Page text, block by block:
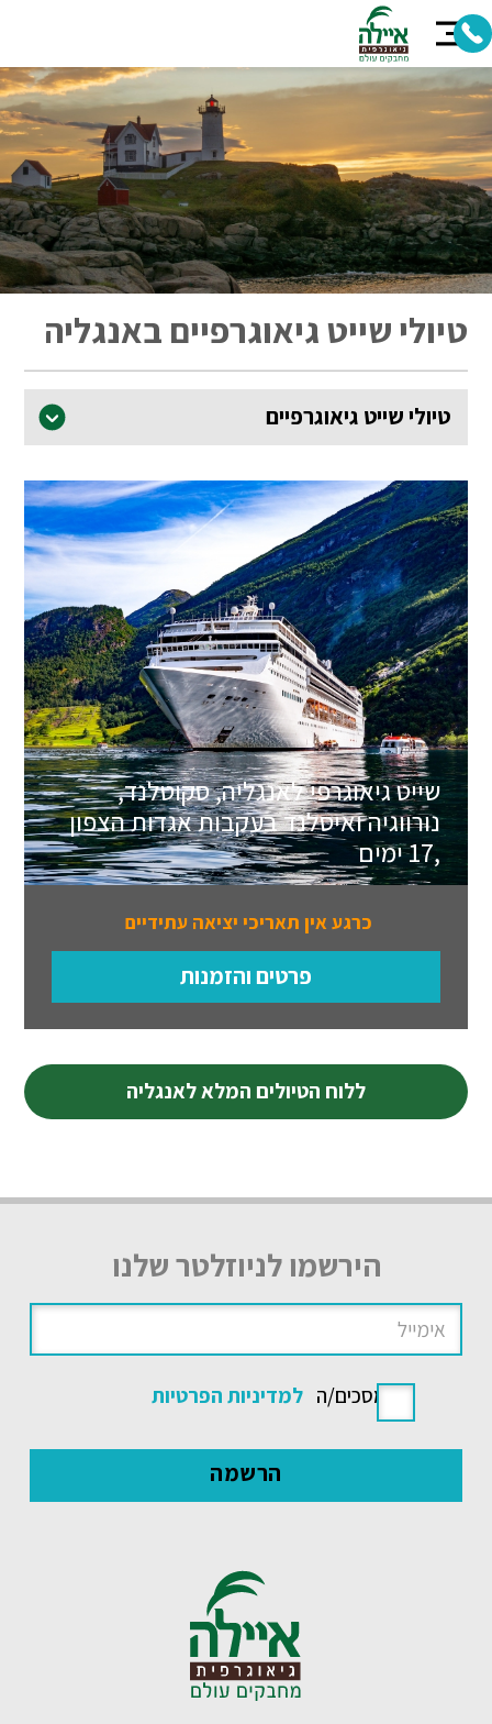
טיולי שייט גיאוגרפיים באנגליה
טיולי שייט גיאוגרפיים
שייט גיאוגרפי לאנגליה, סקוטלנד,
נורווגיה ואיסלנד בעקבות אגדות הצפון
,17 ימים
כרגע אין תאריכי יציאה עתידיים
פרטים והזמנות
ללוח הטיולים המלא לאנגליה
הירשמו לניוזלטר שלנו
אני מסכים/ה למדיניות הפרטיות